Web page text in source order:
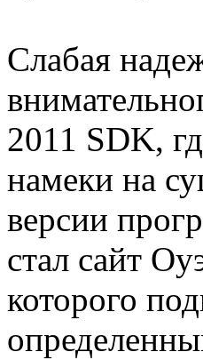
Слабая
2011 SDK,
намеки на
версии
стал сайт
которого